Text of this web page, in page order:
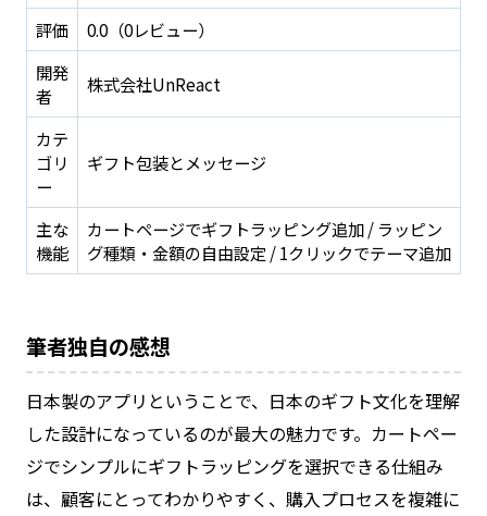
評価
0.0（0レビュー）
開発
者
株式会社UnReact
カテ
ゴリ
ー
ギフト包装とメッセージ
主な
機能
カートページでギフトラッピング追加 / ラッピン
グ種類・金額の自由設定 / 1クリックでテーマ追加
筆者独自の感想
日本製のアプリということで、日本のギフト文化を理解
した設計になっているのが最大の魅力です。カートペー
ジでシンプルにギフトラッピングを選択できる仕組み
は、顧客にとってわかりやすく、購入プロセスを複雑に